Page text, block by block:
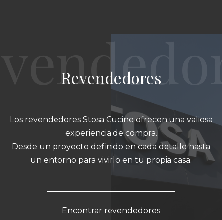
Revendedores
Los revendedores Stosa Cucine ofrecen una valiosa
experiencia de compra.
Desde un proyecto definido en cada detalle hasta
un entorno para vivirlo en tu propia casa.
Encontrar revendedores